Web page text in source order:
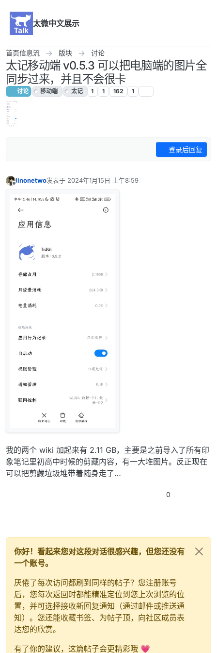
太微中文展示
首页信息流 版块 讨论
太记移动端 v0.5.3 可以把电脑端的图片全
同步过来，并且不会很卡
讨论 移动端 太记 1 1 162 1
登录后回复
linonetwo发表于 2024年1月15日 上午8:59
最后由 编辑
我的两个 wiki 加起来有 2.11 GB，主要是之前导入了所有印
象笔记里初高中时候的剪藏内容，有一大堆图片。反正现在
可以把剪藏垃圾堆带着随身走了…
0
你好！看起来您对这段对话很感兴趣，但您还没有
一个账号。
厌倦了每次访问都刷到同样的帖子？您注册账号
后，您每次返回时都能精准定位到您上次浏览的位
置，并可选择接收新回复通知（通过邮件或推送通
知）。您还能收藏书签、为帖子顶，向社区成员表
达您的欣赏。
有了你的建议，这篇帖子会更精彩哦 💗